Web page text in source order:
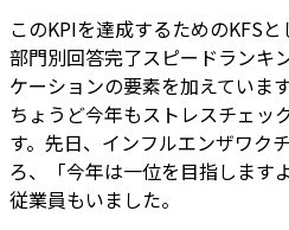
このKPIを達成するためのKFSと
部門別回答完了スピードランキ
ケーションの要素を加えています
ちょうど今年もストレスチェッ
す。先日、インフルエンザワク
ろ、「今年は一位を目指します
従業員もいました。